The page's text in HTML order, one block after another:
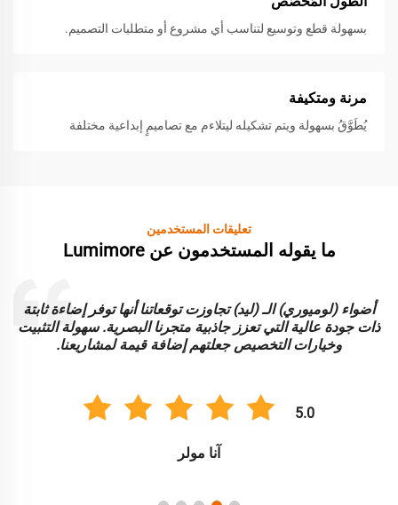
بسهولة قطع وتوسيع لتناسب أي مشروع أو متطلبات التصميم.
مرنة ومتكيفة
يُطَوَّقُ بسهولة ويتم تشكيله ليتلاءم مع تصاميمٍ إبداعية مختلفة
تعليقات المستخدمين
ما يقوله المستخدمون عن Lumimore
أضواء (لوميوري) الـ (ليد) تجاوزت توقعاتنا أنها توفر إضاءة ثابتة
ذات جودة عالية التي تعزز جاذبية متجرنا البصرية. سهولة التثبيت
وخيارات التخصيص جعلتهم إضافة قيمة لمشاريعنا.
5.0
آنا مولر